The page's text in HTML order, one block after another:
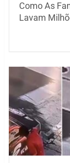
Como As
Lavam